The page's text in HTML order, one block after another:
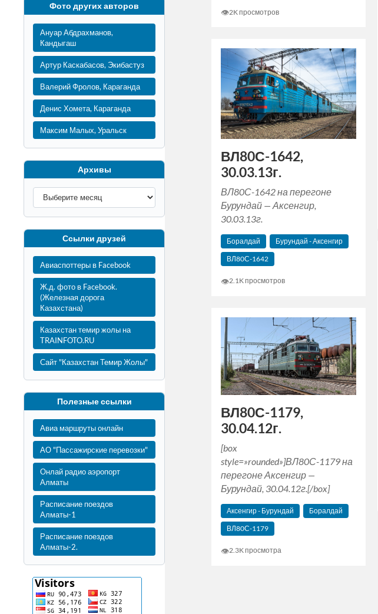
Фото других авторов
Ануар Абдрахманов,
Кандыгаш
Артур Каскабасов, Экибастуз
Валерий Фролов, Караганда
Денис Хомета, Караганда
Максим Малых, Уральск
Архивы
Ссылки друзей
Авиаспоттеры в Facebook
Ж.д. фото в Facebook.
(Железная дорога
Казахстана)
Казахстан темир жолы на
TRAINFOTO.RU
Сайт "Казахстан Темир Жолы"
Полезные ссылки
Авиа маршруты онлайн
АО "Пассажирские перевозки"
Онлай радио аэропорт
Алматы
Расписание поездов
Алматы-1
Расписание поездов
Алматы-2.
👁2K просмотров
ВЛ80С-1642,
30.03.13г.
ВЛ80С-1642 на перегоне
Бурундай — Аксенгир,
30.03.13г.
Боралдай
Бурундай - Аксенгир
ВЛ80С-1642
👁2.1K просмотров
ВЛ80С-1179,
30.04.12г.
[box
style=»rounded»]ВЛ80С-1179 на
перегоне Аксенгир —
Бурундай, 30.04.12г.[/box]
Аксенгир - Бурундай
Боралдай
ВЛ80С-1179
👁2.3K просмотра